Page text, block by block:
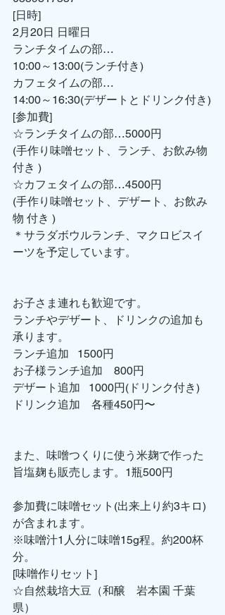
[日時]
2月20日 日曜日
ランチタイムの部…
10:00～13:00(ランチ付き)
カフェタイムの部…
14:00～16:30(デザートとドリンク付き)
[参加費]
☆ランチタイムの部…5000円
(手作り味噌セット、ランチ、お飲み物
付き )
☆カフェタイムの部…4500円
(手作り味噌セット、デザート、お飲み
物 付き )
＊サラダボウルランチ、マクロビスイ
ーツを予定しています。
お子さま連れも歓迎です。
ランチやデザート、ドリンクの追加も
承ります。
ランチ追加   1500円
お子様ランチ追加　800円
デザート追加   1000円(ドリンク付き)
ドリンク追加　各種450円〜
また、味噌つくりに使う米麹で作った
旨塩麹も販売します。1瓶500円
参加費に味噌セット(出来上り約3キロ)
が含まれます。
※味噌汁1人分に味噌15g程。約200杯
分。
[味噌作りセット]
☆自然栽培大豆（和醸　岩本園 千葉
県）